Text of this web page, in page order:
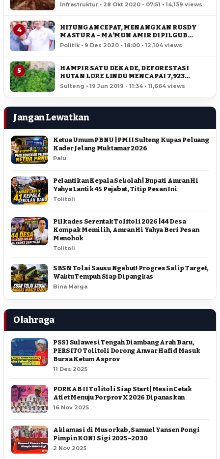
Infrastruktur • 28 Okt 2020 - 07:51 • 14,139 views
4
HITUNGAN CEPAT, MENANGKAN RUSDY
MASTURA – MA’MUN AMIR DI PILGUB
SULTENG
Politik • 9 Des 2020 - 18:00 • 12,104 views
5
HAMPIR SATU DEKADE, DEFORESTASI
HUTAN LORE LINDU MENCAPAI 7,923
HEKTAR
Sulteng • 19 Jun 2019 - 11:34 • 11,664 views
Jangan Lewatkan
Ketua Umum PBNU | PMII Sulteng Kupas Peluang
Kader Jelang Muktamar 2026
Palu
Pelantikan Kepala Sekolah | Bupati Amran Hi
Yahya Lantik 45 Pejabat, Titip Pesan Ini
Tolitoli
Pilkades Serentak Tolitoli 2026 | 44 Desa
Kompak Memilih, Amran Hi Yahya Beri Pesan
Menohok
Tolitoli
SBSN Tolai Sausu Ngebut! Progres Salip Target,
Waktu Tempuh Siap Dipangkas
Bina Marga
Olahraga
PSSI Sulawesi Tengah Diambang Arah Baru,
PERSITO Tolitoli Dorong Anwar Hafid Masuk
Bursa Ketum Asprov
11 Des 2025
PORKAB II Tolitoli Siap Start | Mesin Cetak
Atlet Menuju Porprov X 2026 Dipanaskan
16 Nov 2025
Aklamasi di Musorkab, Samuel Yansen Pongi
Pimpin KONI Sigi 2025–2030
2 Nov 2025